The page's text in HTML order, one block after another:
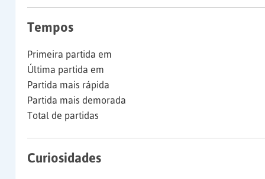
Tempos
Primeira partida em
Última partida em
Partida mais rápida
Partida mais demorada
Total de partidas
Curiosidades